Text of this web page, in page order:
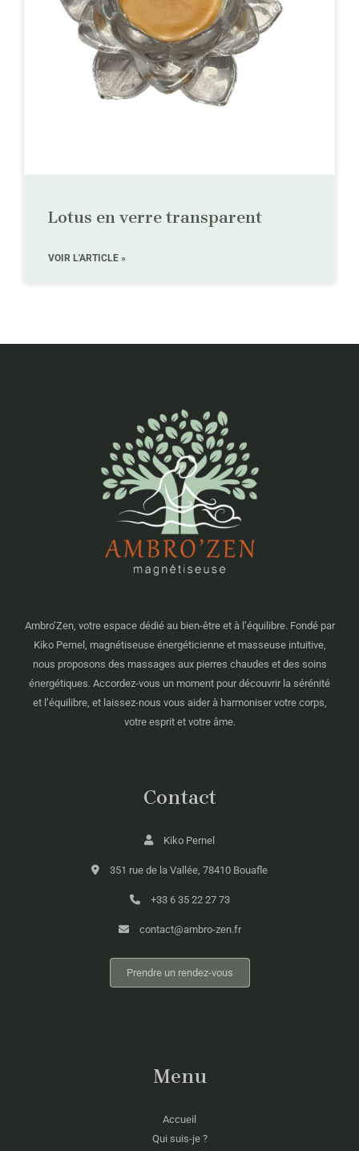
Lotus en verre transparent
VOIR L'ARTICLE »
Ambro’Zen, votre espace dédié au bien-être et à l’équilibre. Fondé par
Kiko Pernel, magnétiseuse énergéticienne et masseuse intuitive,
nous proposons des massages aux pierres chaudes et des soins
énergétiques. Accordez-vous un moment pour découvrir la sérénité
et l’équilibre, et laissez-nous vous aider à harmoniser votre corps,
votre esprit et votre âme.
Contact
Kiko Pernel
351 rue de la Vallée, 78410 Bouafle
+33 6 35 22 27 73
contact@ambro-zen.fr
Prendre un rendez-vous
Menu
Accueil
Qui suis-je ?